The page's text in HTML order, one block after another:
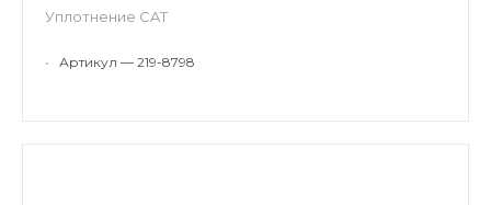
Уплотнение CAT
• Артикул — 219-8798